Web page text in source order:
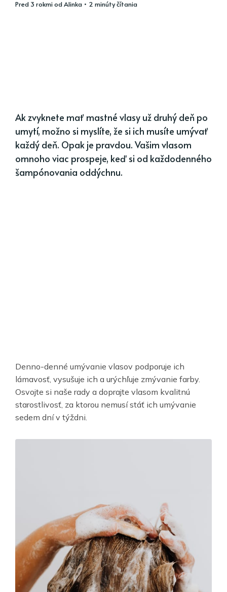
pred 3 rokmiodAlinka • 2 minúty čítania
Ak zvyknete mať mastné vlasy už druhý deň po
umytí, možno si myslíte, že si ich musíte umývať
každý deň. Opak je pravdou. Vašim vlasom
omnoho viac prospeje, keď si od každodenného
šampónovania oddýchnu.
Denno-denné umývanie vlasov podporuje ich
lámavosť, vysušuje ich a urýchľuje zmývanie farby.
Osvojte si naše rady a doprajte vlasom kvalitnú
starostlivosť, za ktorou nemusí stáť ich umývanie
sedem dní v týždni.